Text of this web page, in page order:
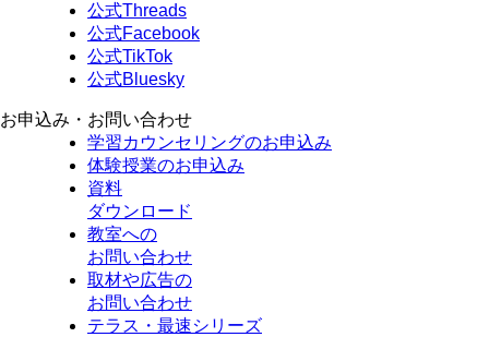
公式Threads
公式Facebook
公式TikTok
公式Bluesky
お申込み・お問い合わせ
学習カウンセリングのお申込み
体験授業のお申込み
資料
ダウンロード
教室への
お問い合わせ
取材や広告の
お問い合わせ
テラス・最速シリーズ